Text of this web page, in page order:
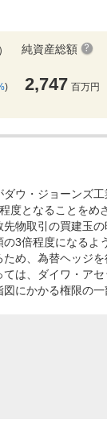
)
純資産総額
2,747 百万円
ダウ・ジョーンズ
度となることをめ
先物取引の買建玉
3倍程度になるよ
ため、為替ヘッジ
ては、ダイワ・ア
にかかる権限の